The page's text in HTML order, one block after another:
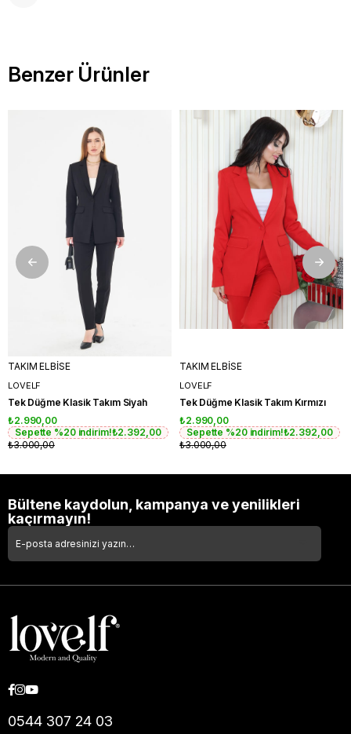
Benzer Ürünler
TAKIM ELBİSE
LOVELF
Tek Düğme Klasik Takım Siyah
₺2.990,00
Sepette %20 indirim!₺2.392,00
₺3.000,00
TAKIM ELBİSE
LOVELF
Tek Düğme Klasik Takım Kırmızı
₺2.990,00
Sepette %20 indirim!₺2.392,00
₺3.000,00
Bültene kaydolun, kampanya ve yenilikleri
kaçırmayın!
0544 307 24 03